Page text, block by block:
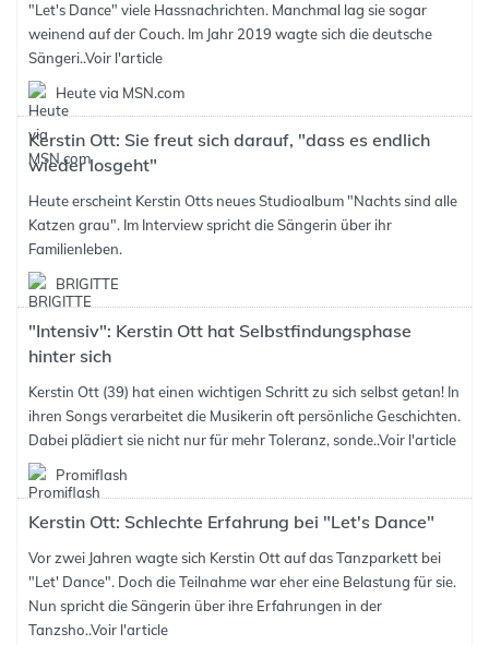
"Let's Dance" viele Hassnachrichten. Manchmal lag sie sogar
weinend auf der Couch. Im Jahr 2019 wagte sich die deutsche
Sängeri..Voir l'article
Heute via MSN.com
Kerstin Ott: Sie freut sich darauf, "dass es endlich
wieder losgeht"
Heute erscheint Kerstin Otts neues Studioalbum "Nachts sind alle
Katzen grau". Im Interview spricht die Sängerin über ihr
Familienleben.
BRIGITTE
"Intensiv": Kerstin Ott hat Selbstfindungsphase
hinter sich
Kerstin Ott (39) hat einen wichtigen Schritt zu sich selbst getan! In
ihren Songs verarbeitet die Musikerin oft persönliche Geschichten.
Dabei plädiert sie nicht nur für mehr Toleranz, sonde..Voir l'article
Promiflash
Kerstin Ott: Schlechte Erfahrung bei "Let's Dance"
Vor zwei Jahren wagte sich Kerstin Ott auf das Tanzparkett bei
"Let' Dance". Doch die Teilnahme war eher eine Belastung für sie.
Nun spricht die Sängerin über ihre Erfahrungen in der
Tanzsho..Voir l'article